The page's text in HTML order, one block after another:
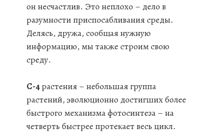
он несчастлив. Это неплохо – дело в
разумности приспосабливания среды.
Делясь, дружа, сообщая нужную
информацию, мы также строим свою
среду.
С-4растения – небольшая группа
растений, эволюционно достигших более
быстрого механизма фотосинтеза – на
четверть быстрее протекает весь цикл.